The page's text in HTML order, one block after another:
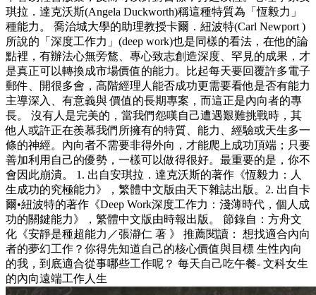
琪拉．達克沃斯(Angela Duckworth)稱這種特質為「恆毅力」
種能力。 喬治城大學的助理教授卡爾．紐波特(Carl Newport )
所說的「深度工作力」(deep work)也是同樣的看法，在他的論
點裡，有辦法心無旁鶩、專心致志創造深度、罕見的成果，才
是真正可以轉換成市場價值的能力。比起每天要回覆許多電子
郵件、開很多會，高階經理人能否成功更需要看他是否有能力
主導深入、有意義與 價值的長期專案，而這正是內向者的專
長。 沒有人是完美的，當我們怨嘆自己遭遇艱難挑戰時，其
他人或許正在羨慕我們所擁有的特質、能力、經驗或天生多一
條的神經。內向者不需要非得外向，才能爬上成功頂端；只要
善加利用自己的優勢，一樣可以做得很好。最重要的是，你不
會因此崩潰。 1. 出自安琪拉．達克沃斯的著作《恆毅力：人
生成功的究極能力》，繁體中文版由天下雜誌出版。2. 出自卡
爾•紐波特的著作《Deep Work深度工作力：淺薄時代，個人成
功的關鍵能力》，繁體中文版由時報出版。 節錄自：方舟文
化《安靜是種超能力／張瀞仁 著 》 推薦閱讀： 想找適合內向
者的夢幻工作？你得先知道自己的核心價值與目標 生性內向
的我，到底適合從事哪些工作呢？ 每天自己吃午餐- 文科女生
的內向遠端工作人生